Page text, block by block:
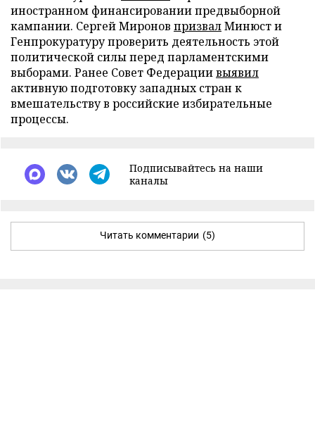
иностранном финансировании предвыборной
кампании. Сергей Миронов призвалМинюст и
Генпрокуратуру проверить деятельность этой
политической силы перед парламентскими
выборами. Ранее Совет Федерациивыявил
активную подготовку западных стран к
вмешательству в российские избирательные
процессы.
Подписывайтесь на наши
каналы
Читать комментарии (5)